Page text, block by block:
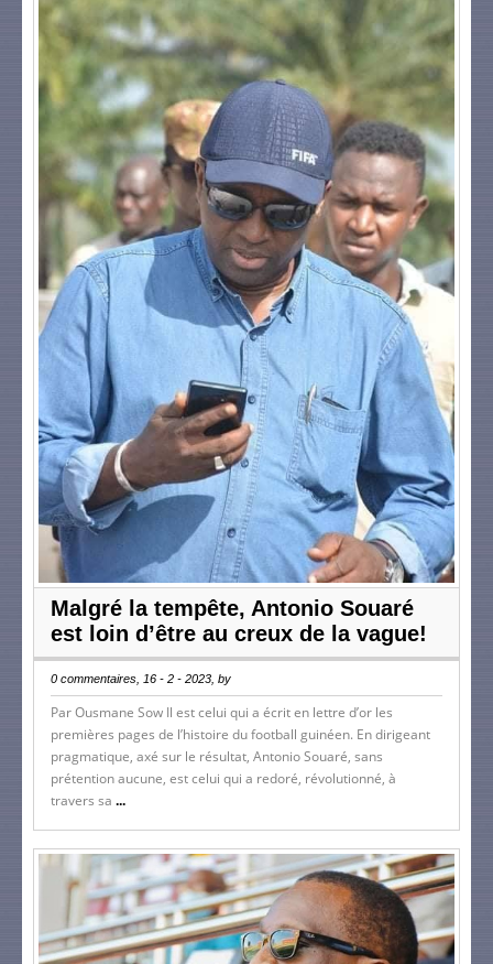
Malgré la tempête, Antonio Souaré
est loin d’être au creux de la vague!
0 commentaires, 16 - 2 - 2023, by
Par Ousmane Sow Il est celui qui a écrit en lettre d’or les
premières pages de l’histoire du football guinéen. En dirigeant
pragmatique, axé sur le résultat, Antonio Souaré, sans
prétention aucune, est celui qui a redoré, révolutionné, à
travers sa ...